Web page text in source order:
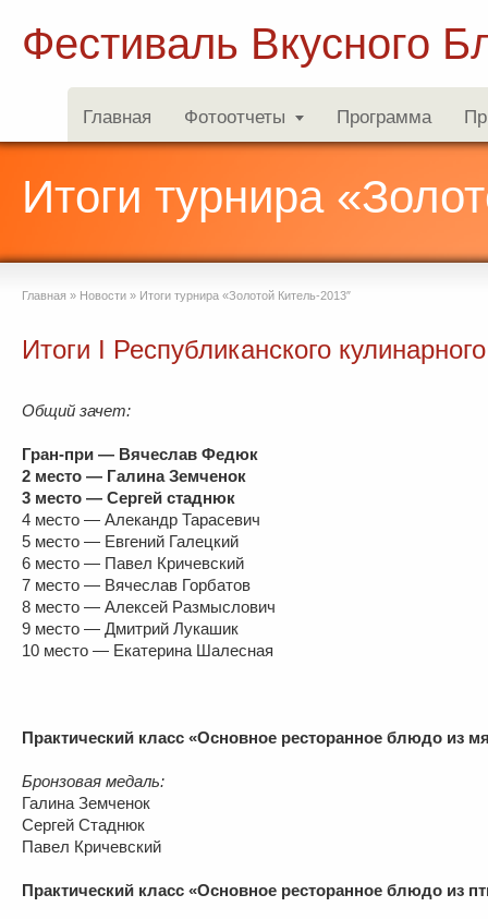
Фестиваль Вкусного
Главная Фотоотчеты Программа
Итоги турнира
Главная » Новости » Итоги турнира «Золотой Китель-2013″
Итоги I Республиканского
Общий зачет:
Гран-при — Вячеслав Федюк
2 место — Галина Земченок
3 место — Сергей стаднюк
4 место — Алекандр Тарасевич
5 место — Евгений Галецкий
6 место — Павел Кричевский
7 место — Вячеслав Горбатов
8 место — Алексей Размыслович
9 место — Дмитрий Лукашик
10 место — Екатерина Шалесная
Практический класс «Основное ресторанное блюдо из
Бронзовая медаль:
Галина Земченок
Сергей Стаднюк
Павел Кричевский
Практический класс «Основное ресторанное блюдо из